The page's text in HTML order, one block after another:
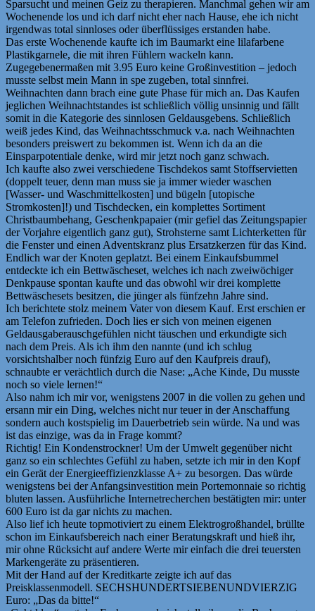
Sparsucht und meinen Geiz zu therapieren. Manchmal gehen wir am
Wochenende los und ich darf nicht eher nach Hause, ehe ich nicht
irgendwas total sinnloses oder überflüssiges erstanden habe.
Das erste Wochenende kaufte ich im Baumarkt eine lilafarbene
Plastikgarnele, die mit ihren Fühlern wackeln kann.
Zugegebenermaßen mit 3.95 Euro keine Großinvestition – jedoch
musste selbst mein Mann in spe zugeben, total sinnfrei.
Weihnachten dann brach eine gute Phase für mich an. Das Kaufen
jeglichen Weihnachtstandes ist schließlich völlig unsinnig und fällt
somit in die Kategorie des sinnlosen Geldausgebens. Schließlich
weiß jedes Kind, das Weihnachtsschmuck v.a. nach Weihnachten
besonders preiswert zu bekommen ist. Wenn ich da an die
Einsparpotentiale denke, wird mir jetzt noch ganz schwach.
Ich kaufte also zwei verschiedene Tischdekos samt Stoffservietten
(doppelt teuer, denn man muss sie ja immer wieder waschen
[Wasser- und Waschmittelkosten] und bügeln [utopische
Stromkosten]!) und Tischdecken, ein komplettes Sortiment
Christbaumbehang, Geschenkpapaier (mir gefiel das Zeitungspapier
der Vorjahre eigentlich ganz gut), Strohsterne samt Lichterketten für
die Fenster und einen Adventskranz plus Ersatzkerzen für das Kind.
Endlich war der Knoten geplatzt. Bei einem Einkaufsbummel
entdeckte ich ein Bettwäscheset, welches ich nach zweiwöchiger
Denkpause spontan kaufte und das obwohl wir drei komplette
Bettwäschesets besitzen, die jünger als fünfzehn Jahre sind.
Ich berichtete stolz meinem Vater von diesem Kauf. Erst erschien er
am Telefon zufrieden. Doch lies er sich von meinen eigenen
Geldausgaberauschgefühlen nicht täuschen und erkundigte sich
nach dem Preis. Als ich ihm den nannte (und ich schlug
vorsichtshalber noch fünfzig Euro auf den Kaufpreis drauf),
schnaubte er verächtlich durch die Nase: „Ache Kinde, Du musste
noch so viele lernen!“
Also nahm ich mir vor, wenigstens 2007 in die vollen zu gehen und
ersann mir ein Ding, welches nicht nur teuer in der Anschaffung
sondern auch kostspielig im Dauerbetrieb sein würde. Na und was
ist das einzige, was da in Frage kommt?
Richtig! Ein Kondenstrockner! Um der Umwelt gegenüber nicht
ganz so ein schlechtes Gefühl zu haben, setzte ich mir in den Kopf
ein Gerät der Energieeffizienzklasse A+ zu besorgen. Das würde
wenigstens bei der Anfangsinvestition mein Portemonnaie so richtig
bluten lassen. Ausführliche Internetrecherchen bestätigten mir: unter
600 Euro ist da gar nichts zu machen.
Also lief ich heute topmotiviert zu einem Elektrogroßhandel, brüllte
schon im Einkaufsbereich nach einer Beratungskraft und hieß ihr,
mir ohne Rücksicht auf andere Werte mir einfach die drei teuersten
Markengeräte zu präsentieren.
Mit der Hand auf der Kreditkarte zeigte ich auf das
Preisklassenmodell. SECHSHUNDERTSIEBENUNDVIERZIG
Euro: „Das da bitte!“